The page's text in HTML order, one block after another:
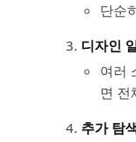
단순
디자인
여러
면 전
추가 탐